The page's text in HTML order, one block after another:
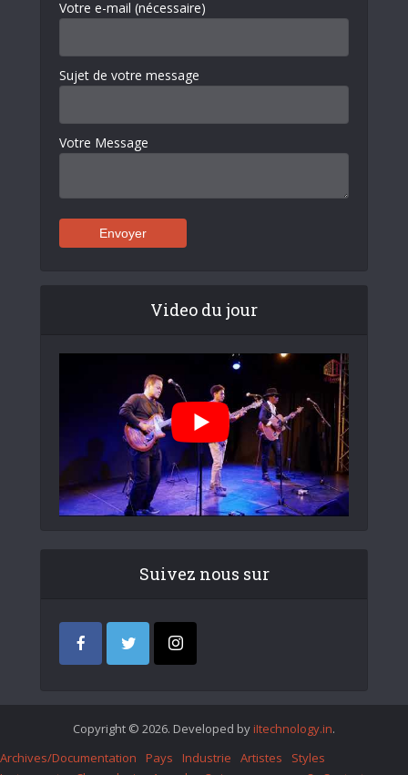
Votre e-mail (nécessaire)
Sujet de votre message
Votre Message
Video du jour
Suivez nous sur
Copyright © 2026. Developed by iItechnology.in.
Archives/Documentation
Pays Industrie Artistes
Styles